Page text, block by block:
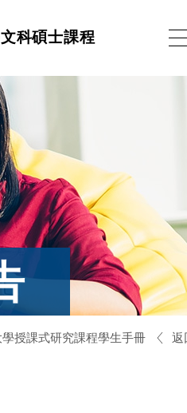
科碩士課程
到
內
輸
入
鍵)
授課式研究課程學生手冊
返